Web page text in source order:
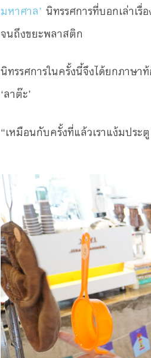
มหาศาล’ นิทรรศการที่บอกเล่าเ
จนถึงขยะพลาสติก
นิทรรศการในครั้งนี้จึงได้ยกภาษ
‘ลาต๊ะ’
“เหมือนกับครั้งที่แล้วเราแง้มประ